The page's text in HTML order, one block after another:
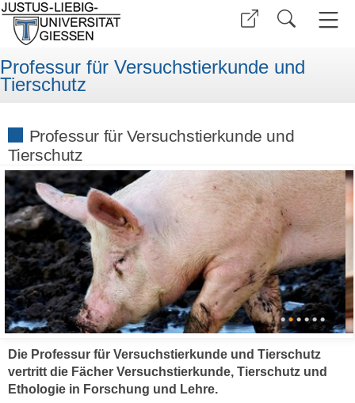
Professur für Versuchstierkunde und
Tierschutz
Professur für Versuchstierkunde und
Tierschutz
• • • • • •
Die Professur für Versuchstierkunde und Tierschutz
vertritt die Fächer Versuchstierkunde, Tierschutz und
Ethologie in Forschung und Lehre.